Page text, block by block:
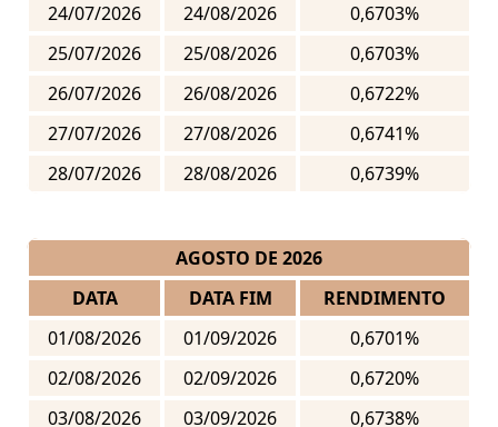
24/07/2026
24/08/2026
0,6703%
25/07/2026
25/08/2026
0,6703%
26/07/2026
26/08/2026
0,6722%
27/07/2026
27/08/2026
0,6741%
28/07/2026
28/08/2026 0,6739%
AGOSTO DE 2026
DATA
DATA FIM
RENDIMENTO
01/08/2026
01/09/2026
0,6701%
02/08/2026
02/09/2026
0,6720%
03/08/2026
03/09/2026
0,6738%